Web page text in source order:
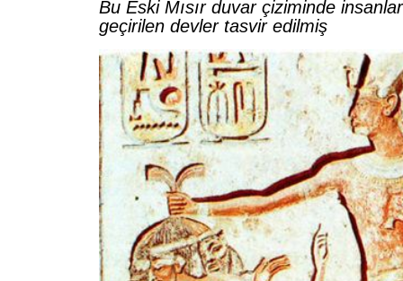
Bu Eski Mısır duvar çiziminde
geçirilen devler tasvir edilmiş